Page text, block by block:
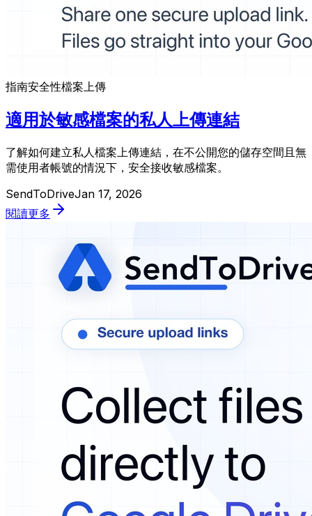
指南安全性檔案上傳
適用於敏感檔案的私人上傳連結
了解如何建立私人檔案上傳連結，在不公開您的儲存空間且無
需使用者帳號的情況下，安全接收敏感檔案。
SendToDriveJan 17, 2026
閱讀更多